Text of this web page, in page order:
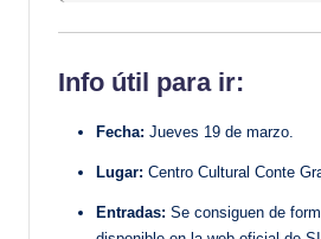
Info útil para ir:
Fecha: Jueves 19 de marzo.
Lugar: Centro Cultural Conte
Entradas: Se consiguen de